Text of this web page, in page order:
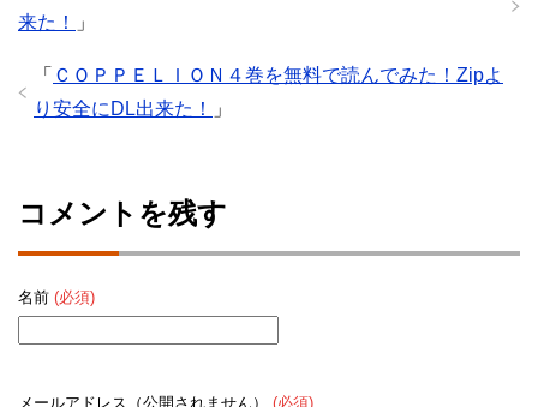
来た！
」
「 ＣＯＰＰＥＬＩＯＮ４巻を無料で読んでみた！Zipよ
り安全にDL出来た！
」
コメントを残す
名前 (必須)
メールアドレス（公開されません） (必須)